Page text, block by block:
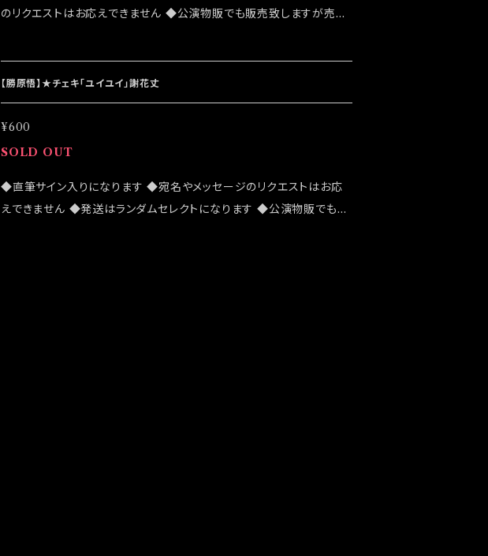
のリクエストはお応えできません ◆公演物販でも販売致しますが売切
ンラインショップでのご注文をお願い致します ◆千穐楽終演後の発送
処理になります
【勝原悟】★チェキ「ユイユイ」謝花丈
¥600
SOLD OUT
◆直筆サイン入りになります ◆宛名やメッセージのリクエストはお応
えできません ◆発送はランダムセレクトになります ◆公演物販でも販